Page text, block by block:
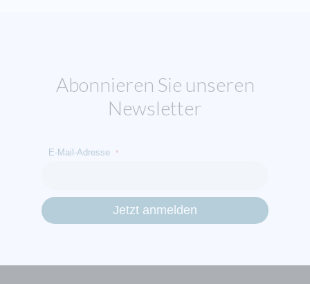
Abonnieren Sie unseren
Newsletter
E-Mail-Adresse *